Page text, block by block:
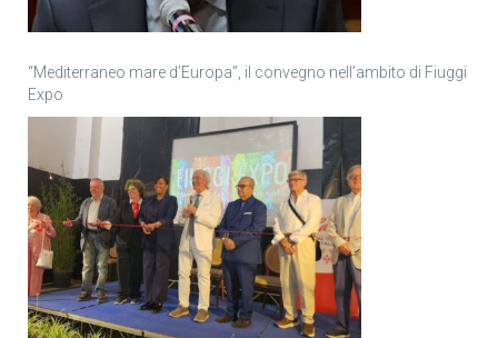
“Mediterraneo mare d’Europa”, il convegno nell’ambito di Fiuggi
Expo